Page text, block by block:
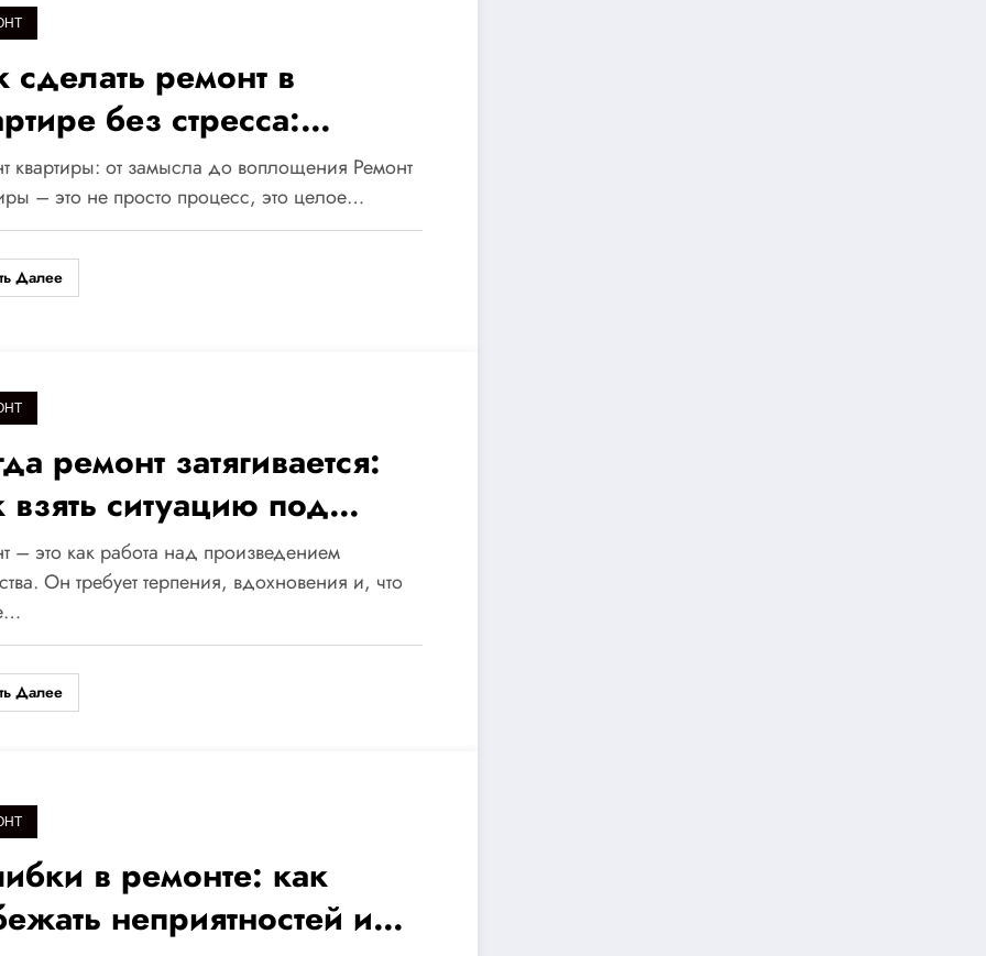
сделать ремонт в
без стресса:
руководство для
уютного и стильного
квартиры: от замысла до воплощения Ремонт
– это не просто процесс, это целое…
Далее
ремонт затягивается:
взять ситуацию под
– это как работа над произведением
Он требует терпения, вдохновения и, что
Далее
в ремонте: как
неприятностей и